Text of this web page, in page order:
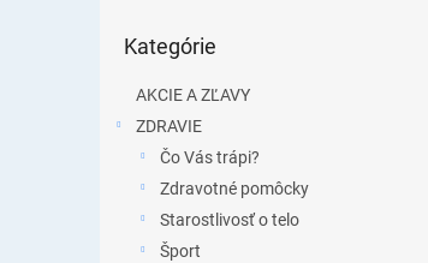
kategórie
Kategórie
AKCIE A ZĽAVY
ZDRAVIE
Čo Vás trápi?
Zdravotné pomôcky
Starostlivosť o telo
Šport